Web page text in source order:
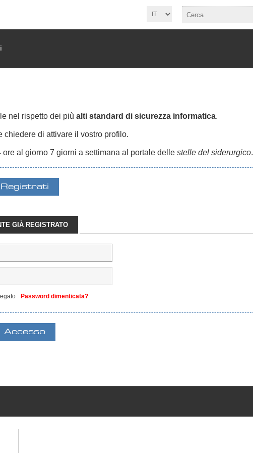
nel rispetto dei più alti standard di sicurezza informatica.
chiedere di attivare il vostro profilo.
al giorno 7 giorni a settimana al portale delle stelle del siderurgico.
GIÀ REGISTRATO
Password dimenticata?